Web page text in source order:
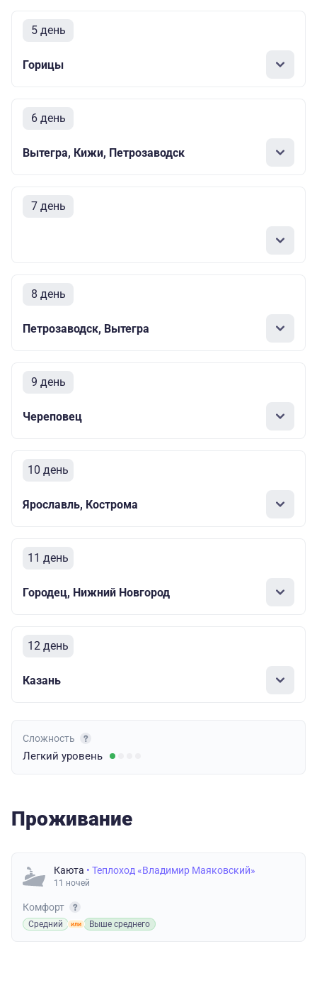
5 день
Горицы
6 день
Вытегра, Кижи, Петрозаводск
7 день
8 день
Петрозаводск, Вытегра
9 день
Череповец
10 день
Ярославль, Кострома
11 день
Городец, Нижний Новгород
12 день
Казань
Сложность
Легкий уровень
Проживание
Каюта • Теплоход «Владимир Маяковский»
11 ночей
Комфорт
Средний Выше среднего